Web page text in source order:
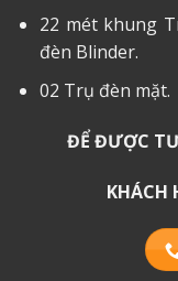
22 mét khung
đèn Blinder.
02 Trụ đèn mặt.
ĐỂ ĐƯỢC
KHÁCH